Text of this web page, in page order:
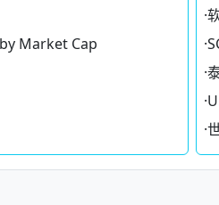
Market Cap
·
·
·
·
·